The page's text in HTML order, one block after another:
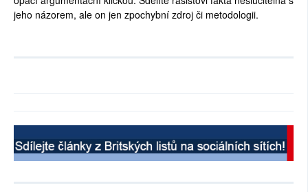
jeho názorem, ale on jen zpochybní zdroj či metodologii.